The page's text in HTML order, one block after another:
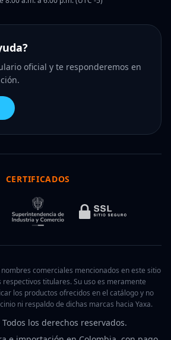
oficial y te responderemos en
CERTIFICADOS
comerciales mencionados en este sitio
respectivos titulares. Su uso es meramente
los productos ofrecidos en el catálogo y no
ni respaldo de dichas marcas hacia Yaxa.
los derechos reservados.